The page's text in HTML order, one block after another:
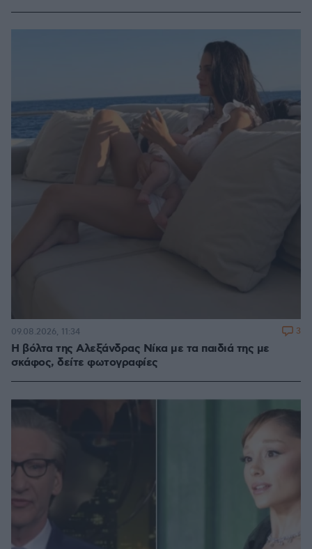
Η βόλτα της Αλεξάνδρας Νίκα με τα παιδιά της με
σκάφος, δείτε φωτογραφίες
09.08.2026, 11:34 3